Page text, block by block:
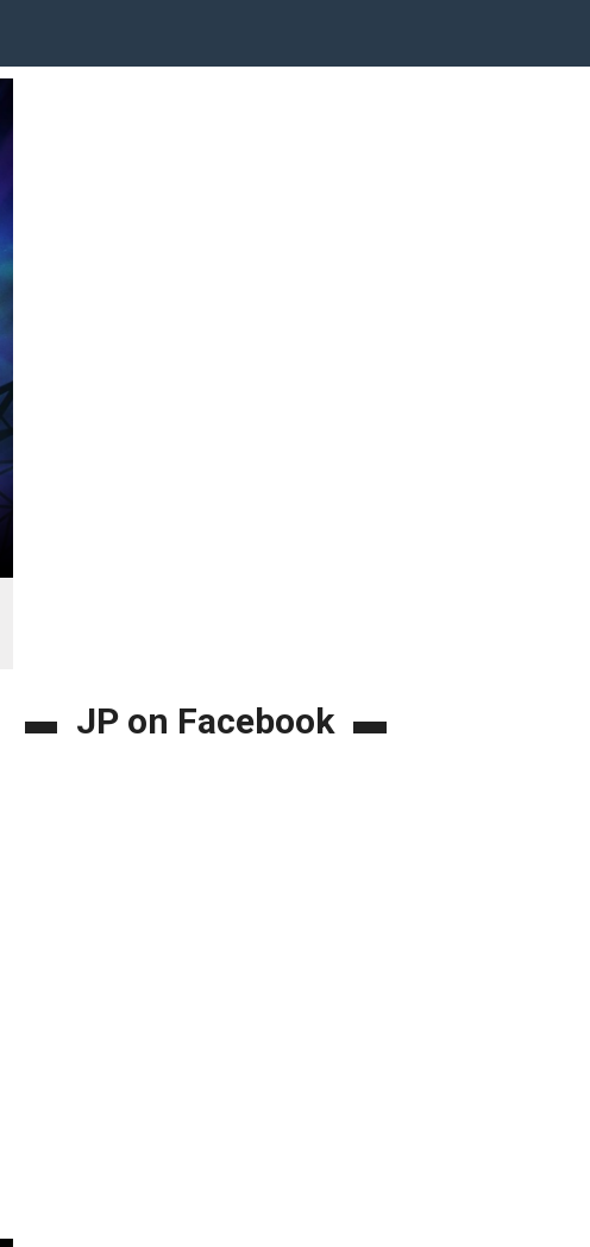
JP on Facebook